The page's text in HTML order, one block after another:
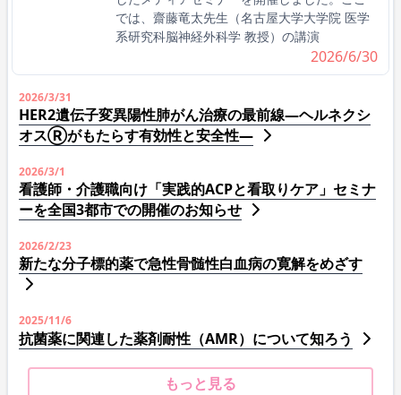
では、齋藤竜太先生（名古屋大学大学院 医学
系研究科脳神経外科学 教授）の講演
2026/6/30
2026/3/31
HER2遺伝子変異陽性肺がん治療の最前線―ヘルネクシ
オスⓇがもたらす有効性と安全性―
2026/3/1
看護師・介護職向け「実践的ACPと看取りケア」セミナ
ーを全国3都市での開催のお知らせ
2026/2/23
新たな分子標的薬で急性骨髄性白血病の寛解をめざす
2025/11/6
抗菌薬に関連した薬剤耐性（AMR）について知ろう
もっと見る